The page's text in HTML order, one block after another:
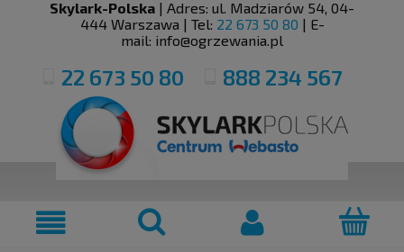
Skylark-Polska | Adres: ul. Madziarów 54, 04-
444 Warszawa | Tel: 22 673 50 80 | E-
mail: info@ogrzewania.pl
22 673 50 80 888 234 567